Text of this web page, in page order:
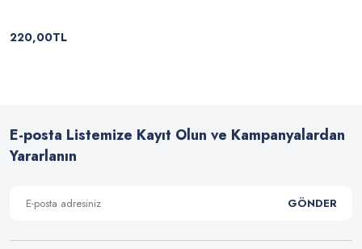
220,00TL
E-posta Listemize Kayıt Olun ve Kampanyalardan
Yararlanın
GÖNDER